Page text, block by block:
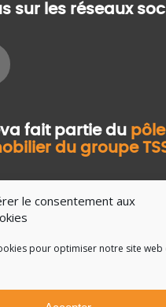
le consentement aux
pour optimiser notre site web
sur les réseaux
fait partie du pôle
du groupe